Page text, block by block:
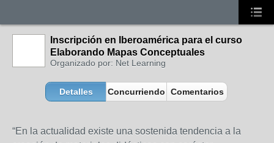
Inscripción en Iberoamérica para el curso
Elaborando Mapas Conceptuales
Organizado por: Net Learning
Detalles Concurriendo Comentarios
“En la actualidad existe una sostenida tendencia a la